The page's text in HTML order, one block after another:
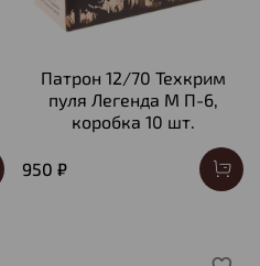
Патрон 12/70 Техкрим
пуля Легенда М П-6,
коробка 10 шт.
950 ₽